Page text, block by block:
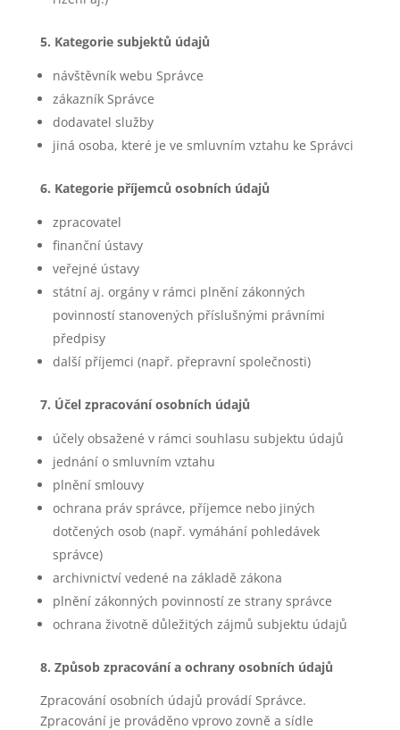
5. Kategorie subjektů údajů
návštěvník webu Správce
zákazník Správce
dodavatel služby
jiná osoba, které je ve smluvním vztahu ke Správci
6. Kategorie příjemců osobních údajů
zpracovatel
finanční ústavy
veřejné ústavy
státní aj. orgány v rámci plnění zákonných
povinností stanovených příslušnými právními
předpisy
další příjemci (např. přepravní společnosti)
7. Účel zpracování osobních údajů
účely obsažené v rámci souhlasu subjektu údajů
jednání o smluvním vztahu
plnění smlouvy
ochrana práv správce, příjemce nebo jiných
dotčených osob (např. vymáhání pohledávek
správce)
archivnictví vedené na základě zákona
plnění zákonných povinností ze strany správce
ochrana životně důležitých zájmů subjektu údajů
8. Způsob zpracování a ochrany osobních údajů
Zpracování osobních údajů provádí Správce.
Zpracování je prováděno vprovo zovně a sídle